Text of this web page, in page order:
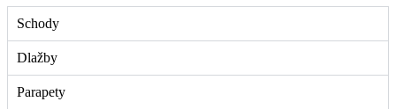
Schody
Dlažby
Parapety